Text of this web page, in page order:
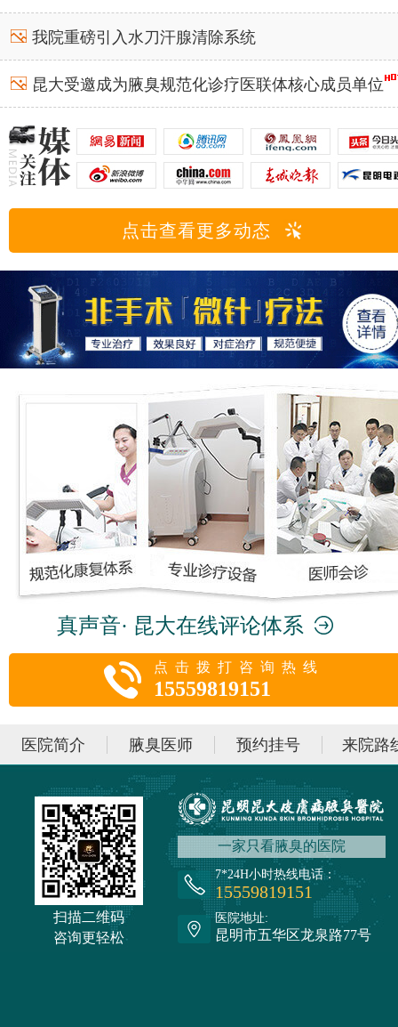
我院重磅引入水刀汗腺清除系统
昆大受邀成为腋臭规范化诊疗医联体核心成员单位
点击查看更多动态
真声音· 昆大在线评论体系
点击拨打咨询热线
15559819151
医院简介 腋臭医师 预约挂号 来院路
扫描二维码
咨询更轻松
一家只看腋臭的医院
7*24H小时热线电话：
15559819151
医院地址:
昆明市五华区龙泉路77号